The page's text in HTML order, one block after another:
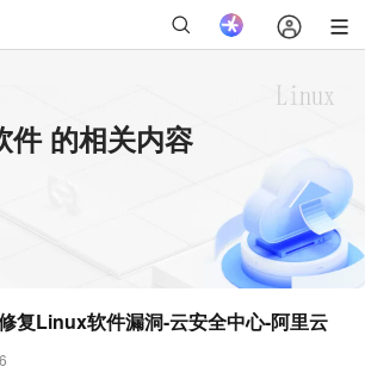
的相关内容
复Linux软件漏洞-云安全中心-阿里云